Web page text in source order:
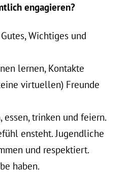
engagieren?
Wichtiges und
lernen, Kontakte
virtuellen) Freunde
essen, trinken und feiern.
ensteht. Jugendliche
und respektiert.
haben.